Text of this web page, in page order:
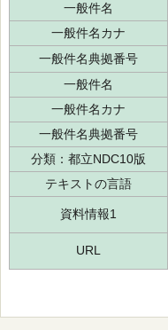
一般件名
一般件名カナ
一般件名典拠番号
一般件名
一般件名カナ
一般件名典拠番号
分類：都立NDC10版
テキストの言語
資料情報1
URL